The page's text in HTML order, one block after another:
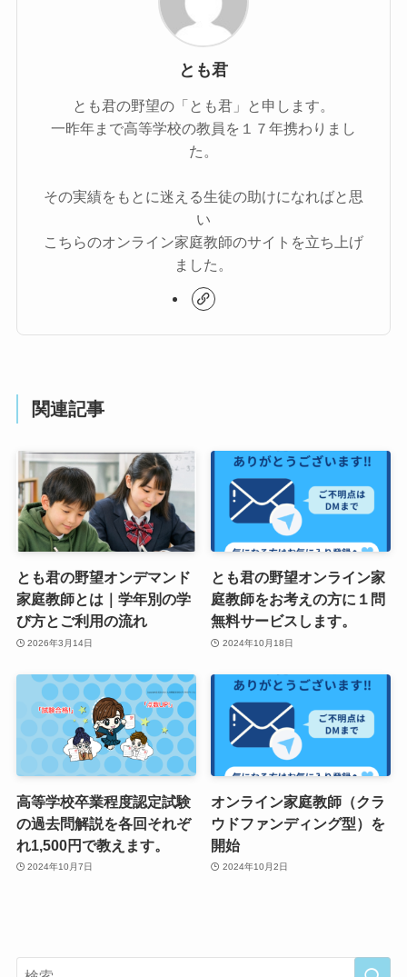
とも君
とも君の野望の「とも君」と申します。
一昨年まで高等学校の教員を１７年携わりまし
た。
その実績をもとに迷える生徒の助けになればと思
い
こちらのオンライン家庭教師のサイトを立ち上げ
ました。
関連記事
とも君の野望オンデマンド
家庭教師とは｜学年別の学
び方とご利用の流れ
2026年3月14日
とも君の野望オンライン家
庭教師をお考えの方に１問
無料サービスします。
2024年10月18日
高等学校卒業程度認定試験
の過去問解説を各回それぞ
れ1,500円で教えます。
2024年10月7日
オンライン家庭教師（クラ
ウドファンディング型）を
開始
2024年10月2日